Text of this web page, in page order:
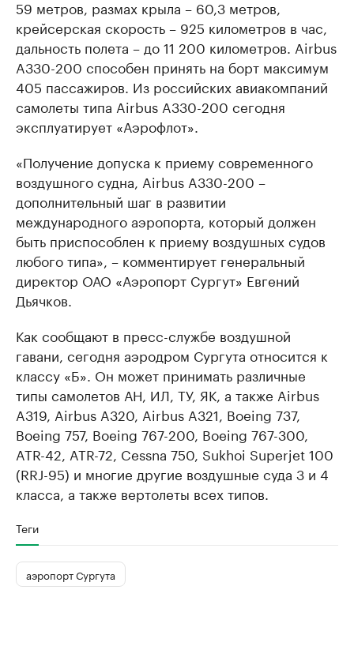
59 метров, размах крыла – 60,3 метров,
крейсерская скорость – 925 километров в час,
дальность полета – до 11 200 километров. Airbus
A330-200 способен принять на борт максимум
405 пассажиров. Из российских авиакомпаний
самолеты типа Airbus A330-200 сегодня
эксплуатирует «Аэрофлот».
«Получение допуска к приему современного
воздушного судна, Airbus A330-200 –
дополнительный шаг в развитии
международного аэропорта, который должен
быть приспособлен к приему воздушных судов
любого типа», – комментирует генеральный
директор ОАО «Аэропорт Сургут» Евгений
Дьячков.
Как сообщают в пресс-службе воздушной
гавани, сегодня аэродром Сургута относится к
классу «Б». Он может принимать различные
типы самолетов АН, ИЛ, ТУ, ЯК, а также Airbus
A319, Airbus A320, Airbus A321, Boeing 737,
Boeing 757, Boeing 767-200, Boeing 767-300,
ATR-42, ATR-72, Cessna 750, Sukhoi Superjet 100
(RRJ-95) и многие другие воздушные суда 3 и 4
класса, а также вертолеты всех типов.
Теги
аэропорт Сургута